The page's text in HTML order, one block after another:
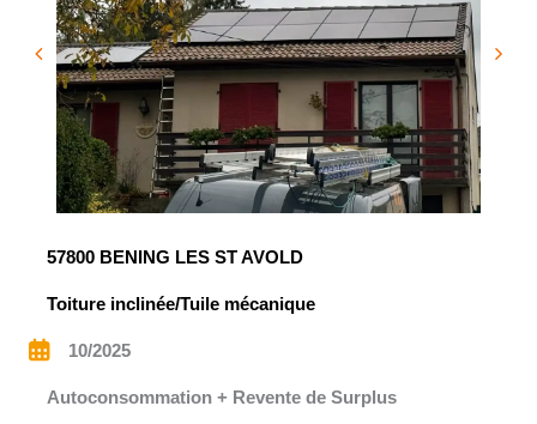
57800 BENING LES ST AVOLD
Toiture inclinée/Tuile mécanique
10/2025
Autoconsommation + Revente de Surplus